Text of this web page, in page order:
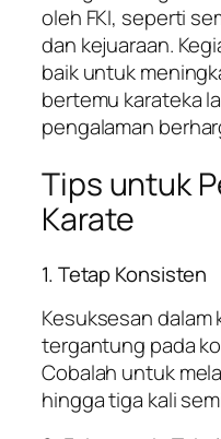
oleh FKI, seperti
dan kejuaraan.
baik untuk
bertemu karateka
pengalaman
Tips untuk
Karate
1. Tetap Konsisten
Kesuksesan
tergantung pada
Cobalah untuk
hingga tiga kali